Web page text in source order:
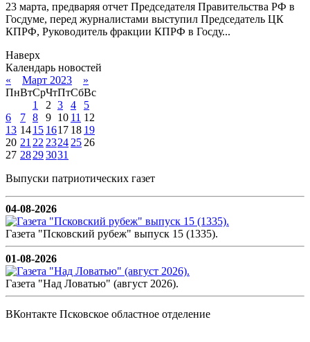
23 марта, предваряя отчет Председателя Правительства РФ в
Госдуме, перед журналистами выступил Председатель ЦК
КПРФ, Руководитель фракции КПРФ в Госду...
Наверх
Календарь новостей
«
Март 2023
»
ПнВтСрЧтПтСбВс
1
2 3 4
5
6
7 8 9 10 11 12
13 1415 1617 18 19
20 21 22 2324 25 26
27 28293031
Выпуски патриотических газет
04-08-2026
Газета "Псковский рубеж" выпуск 15 (1335).
01-08-2026
Газета "Над Ловатью" (август 2026).
ВКонтакте Псковское областное отделение